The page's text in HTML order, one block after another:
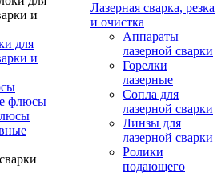
для
и
флюсы
Лазерная сварка, резка
и очистка
Аппараты
лазерной сварки
Горелки
лазерные
Сопла для
лазерной сварки
Линзы для
лазерной сварки
Ролики
подающего